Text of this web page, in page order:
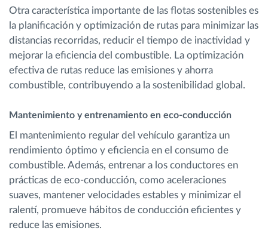
Otra característica importante de las flotas sostenibles es
la planificación y optimización de rutas para minimizar las
distancias recorridas, reducir el tiempo de inactividad y
mejorar la eficiencia del combustible. La optimización
efectiva de rutas reduce las emisiones y ahorra
combustible, contribuyendo a la sostenibilidad global.
Mantenimiento y entrenamiento en eco-conducción
El mantenimiento regular del vehículo garantiza un
rendimiento óptimo y eficiencia en el consumo de
combustible. Además, entrenar a los conductores en
prácticas de eco-conducción, como aceleraciones
suaves, mantener velocidades estables y minimizar el
ralentí, promueve hábitos de conducción eficientes y
reduce las emisiones.